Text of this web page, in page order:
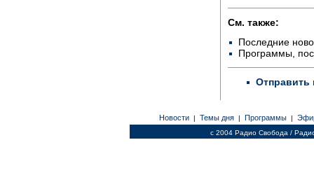
См. также:
Последние
Программы,
Отправить
Новости | Темы дня | Программы |
c 2004 Радио Свобода /